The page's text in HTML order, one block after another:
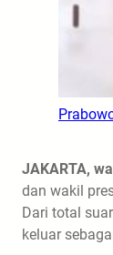
JAKARTA,
dan wakil
Dari total
keluar